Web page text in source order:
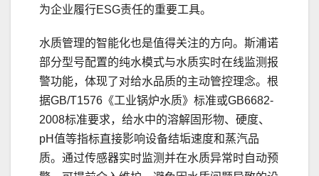
为企业履行ESG责任的重要工具。
水质管理的智能化也是值得关注的方向。斯浦诺
部分型号配置的纯水模式与水质实时在线监测报
警功能，体现了对给水品质的主动管控理念。根
据GB/T1576《工业锅炉水质》标准或GB6682-
2008标准要求，给水中的溶解固形物、硬度、
pH值等指标直接影响设备结垢速度和蒸汽品
质。通过传感器实时监测并在水质异常时自动预